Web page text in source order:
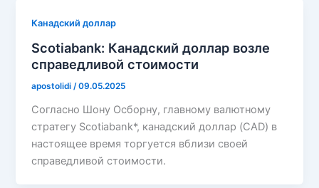
Канадский доллар
Scotiabank: Канадский доллар возле
справедливой стоимости
apostolidi /09.05.2025
Согласно Шону Осборну, главному валютному
стратегу Scotiabank*, канадский доллар (CAD) в
настоящее время торгуется вблизи своей
справедливой стоимости.